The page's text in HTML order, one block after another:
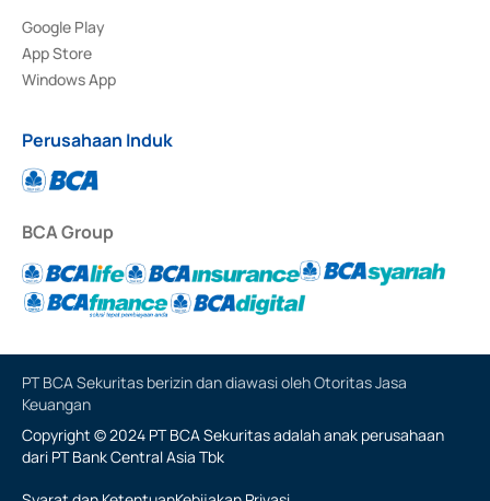
Google Play
App Store
Windows App
Perusahaan Induk
BCA Group
PT BCA Sekuritas berizin dan diawasi oleh Otoritas Jasa
Keuangan
Copyright © 2024 PT BCA Sekuritas adalah anak perusahaan
dari PT Bank Central Asia Tbk